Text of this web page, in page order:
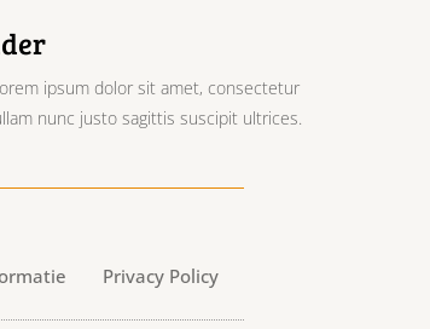
ipsum dolor sit amet, consectetur
nunc justo sagittis suscipit ultrices.
Privacy Policy